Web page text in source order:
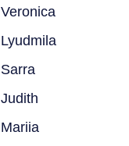
Veronica
Lyudmila
Sarra
Judith
Mariia